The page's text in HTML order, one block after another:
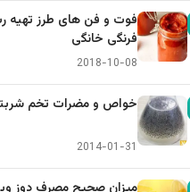
فوت و فن های طرز تهیه رب گوجه
فرنگی خانگی
2018-10-08
خواص و مضرات تخم شربتي
2014-01-31